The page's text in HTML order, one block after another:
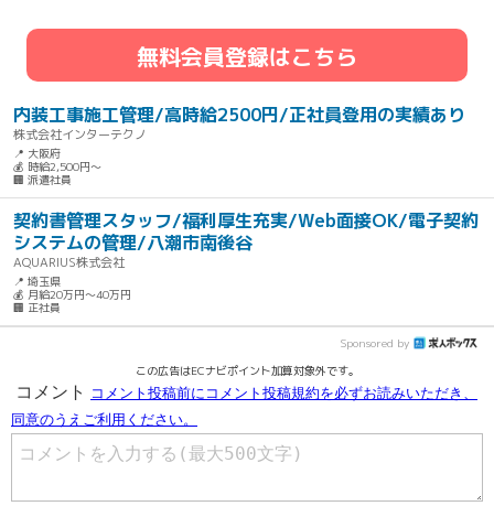
無料会員登録はこちら
内装工事施工管理/高時給2500円/正社員登用の実績あり
株式会社インターテクノ
📍 大阪府
💰 時給2,500円～
🏢 派遣社員
契約書管理スタッフ/福利厚生充実/Web面接OK/電子契約
システムの管理/八潮市南後谷
AQUARIUS株式会社
📍 埼玉県
💰 月給20万円～40万円
🏢 正社員
Sponsored by
この広告はECナビポイント加算対象外です。